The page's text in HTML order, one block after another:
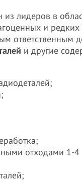
лидеров в
и
и другие
отходами 1-4